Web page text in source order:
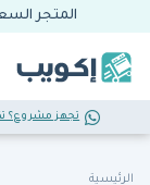
المتجر
تجهز مشروع؟
الرئيسية